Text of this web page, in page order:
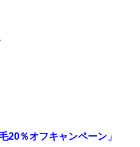
20％オフキャンペーン」